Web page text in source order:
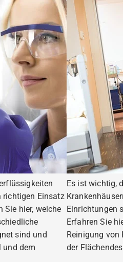
richtigen Einsatz
Sie hier, welche
sind und
und dem
Es ist wichtig,
Einrichtungen
Erfahren Sie
Reinigung von
der